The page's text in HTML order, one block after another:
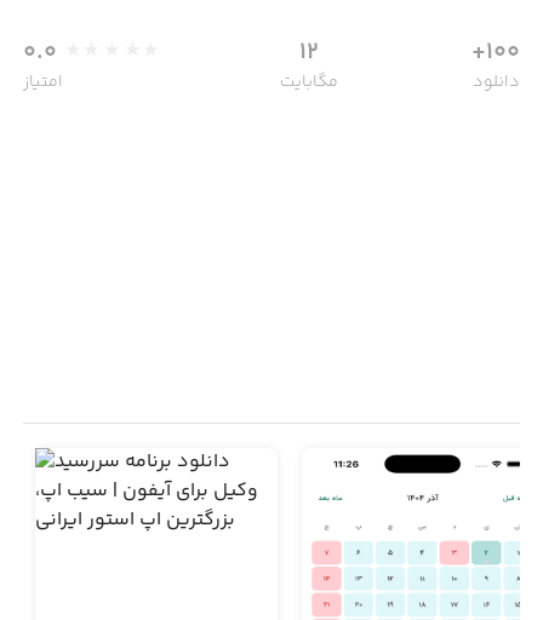
100+
دانلود
12
مگابایت
0.0
امتیاز